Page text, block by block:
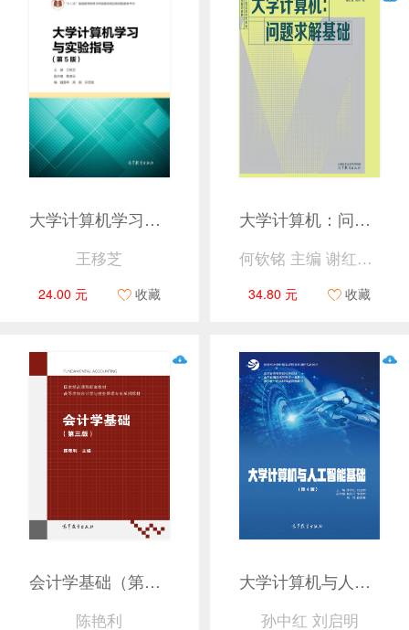
大学计算机学习与实验指导（第5版）
王移芝
24.00 元 收藏
大学计算机：问题求解基础
何钦铭 主编 谢红霞 陈丹 编
34.80 元 收藏
会计学基础（第三版）
陈艳利
大学计算机与人工智能基础（第4版）
孙中红 刘启明